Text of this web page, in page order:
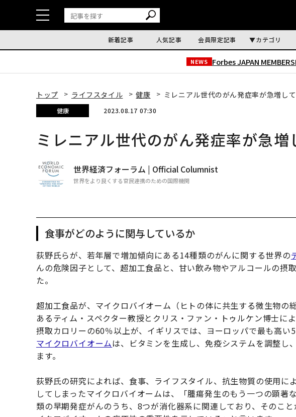
新着記事 人気記事 会員限定記事 カテゴリ
NEWS Forbes JAPAN
トップ ライフスタイル 健康 ミレニアル世代のがん発症率が急増し
健康 2023.08.17 07:30
ミレニアル世代のがん発症率が急増
世界経済フォーラム | Official Columnist
世界をより良くする官民連携のための国際機関
食事がどのように関与しているか
荻野氏らが、若年層で増加傾向にある14種類のがんに関する世界の
んの危険因子として、超加工食品と、甘い飲み物やアルコールの摂
た。
超加工食品が、マイクロバイオーム（ヒトの体に共生する微生物の
あるティム・スペクター教授とクリス・ファン・トゥルケン博士に
摂取カロリーの60％以上が、イギリスでは、ヨーロッパで最も高い
マイクロバイオームは、ビタミンを生成し、免疫システムを調整し
ます。
荻野氏の研究によれば、食事、ライフスタイル、抗生物質の使用に
してしまったマイクロバイオームは、「腫瘍発生のもう一つの顕著
類の早期発症がんのうち、8つが消化器系に関連しており、そのこ